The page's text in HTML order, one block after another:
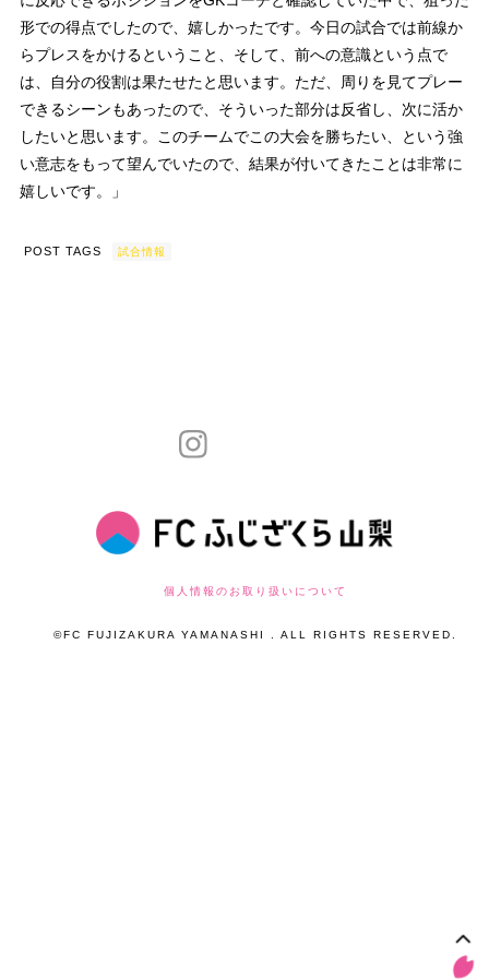
形での得点でしたので、嬉しかったです。今日の試合では前線か
らプレスをかけるということ、そして、前への意識という点で
は、自分の役割は果たせたと思います。ただ、周りを見てプレー
できるシーンもあったので、そういった部分は反省し、次に活か
したいと思います。このチームでこの大会を勝ちたい、という強
い意志をもって望んでいたので、結果が付いてきたことは非常に
嬉しいです。」
POST TAGS 試合情報
個人情報のお取り扱いについて
©FC FUJIZAKURA YAMANASHI . ALL RIGHTS RESERVED.